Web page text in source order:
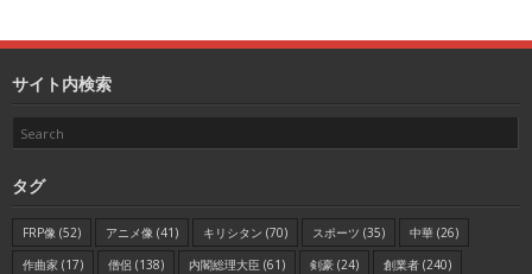
サイト内検索
タグ
FRP像 (52) アニメ像 (41) キリシタン (70) スポーツ (35) 中華 (26)
作曲家 (17) 僧侶 (138) 内閣総理大臣 (61) 剣豪 (24) 創業者 (240)